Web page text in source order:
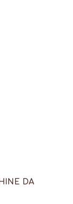
DA